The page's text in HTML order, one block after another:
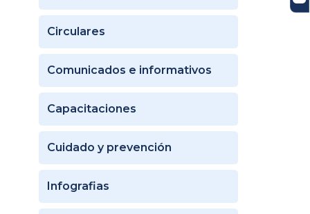
Circulares
Comunicados e informativos
Capacitaciones
Cuidado y prevención
Infografias